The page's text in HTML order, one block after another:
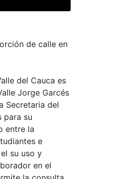
de calle en
del Cauca es
Jorge Garcés
Secretaria del
para su
entre la
e
su uso y
en el